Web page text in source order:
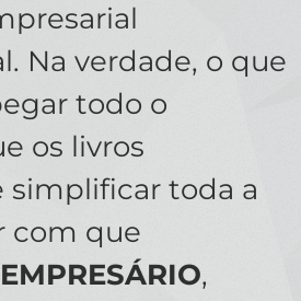
Na verdade, o que
todo o
os livros
simplificar toda a
com que
,